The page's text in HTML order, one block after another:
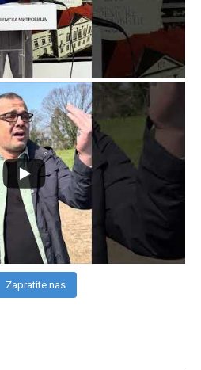
Zapratite nas